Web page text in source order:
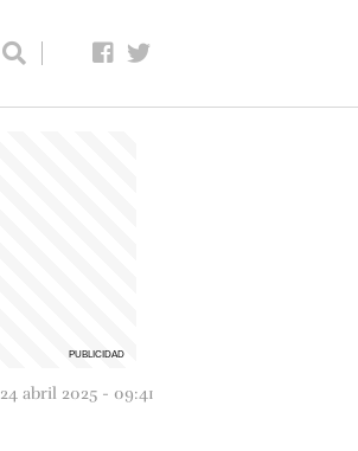
24 abril 2025 - 09:41